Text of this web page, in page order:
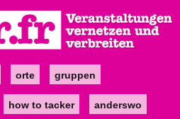
orte gruppen
how to tacker anderswo